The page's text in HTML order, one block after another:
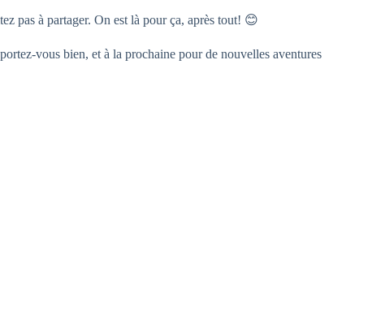
pas à partager. On est là pour ça, après tout! 😊
vous bien, et à la prochaine pour de nouvelles aventures